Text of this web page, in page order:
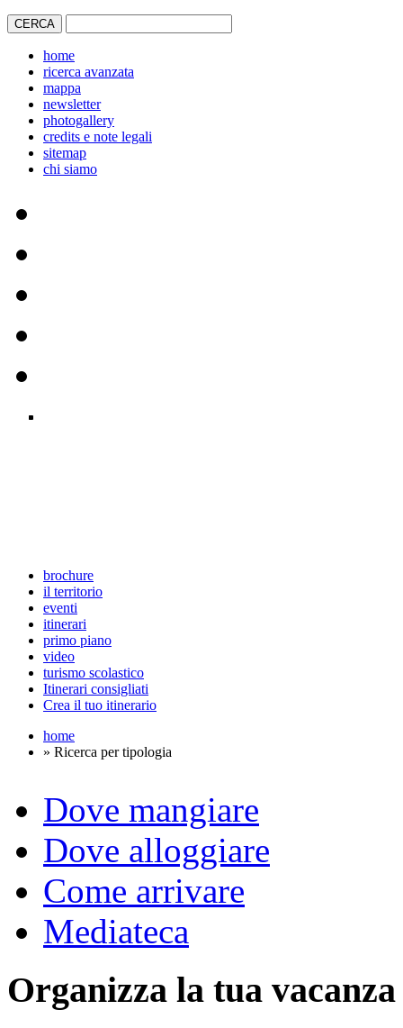
home
ricerca avanzata
mappa
newsletter
photogallery
credits e note legali
sitemap
chi siamo
brochure
il territorio
eventi
itinerari
primo piano
video
turismo scolastico
Itinerari consigliati
Crea il tuo itinerario
home
» Ricerca per tipologia
Dove mangiare
Dove alloggiare
Come arrivare
Mediateca
Organizza la tua vacanza